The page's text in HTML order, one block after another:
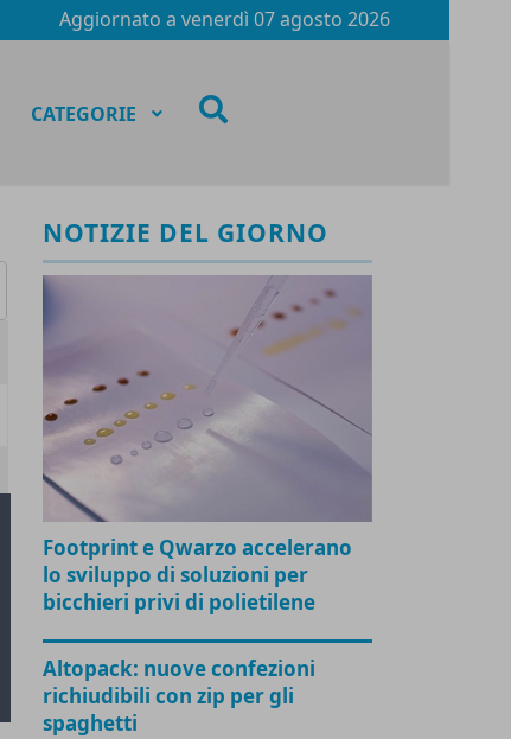
Aggiornato a venerdì 07 agosto 2026
CATEGORIE
NOTIZIE DEL GIORNO
Footprint e Qwarzo accelerano
lo sviluppo di soluzioni per
bicchieri privi di polietilene
Altopack: nuove confezioni
richiudibili con zip per gli
spaghetti